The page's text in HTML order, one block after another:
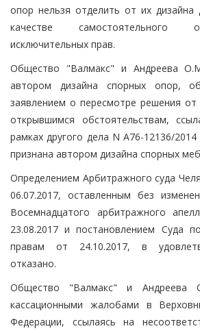
опор нельзя отделить от их дизайна
качестве самостоятельного
исключительных прав.
Общество "Валмакс" и Андреева
автором дизайна спорных опор,
заявлением о пересмотре решения от
открывшимся обстоятельствам,
рамках другого дела N А76-12136/
признана автором дизайна спорных
Определением Арбитражного суда
06.07.2017, оставленным без
Восемнадцатого арбитражного
23.08.2017 и постановлением Суда
правам от 24.10.2017, в
отказано.
Общество "Валмакс" и Андреева
кассационными жалобами в
Федерации, ссылаясь на